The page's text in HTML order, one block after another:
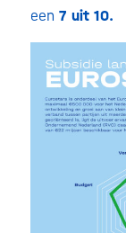
een 7 uit 10.